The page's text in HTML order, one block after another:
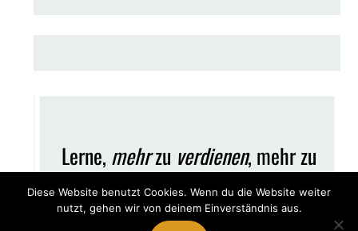
Diese Website benutzt Cookies. Wenn du die Website weiter
nutzt, gehen wir von deinem Einverständnis aus.